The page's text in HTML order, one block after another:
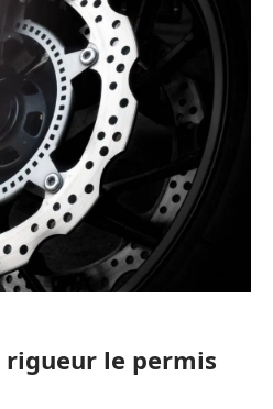
le permis